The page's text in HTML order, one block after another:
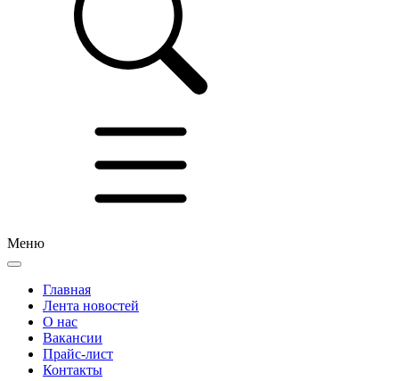
Меню
Главная
Лента новостей
О нас
Вакансии
Прайс-лист
Контакты